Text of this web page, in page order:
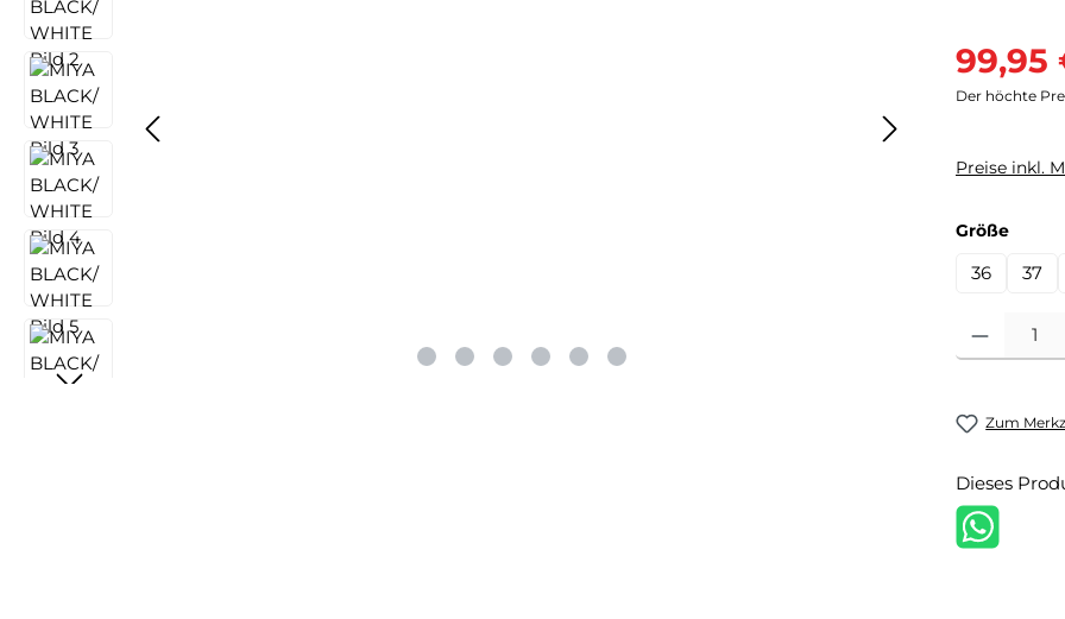
99,95
Der höchte
Preise inkl.
Größe
36 37
Produkt
Zum
Dieses